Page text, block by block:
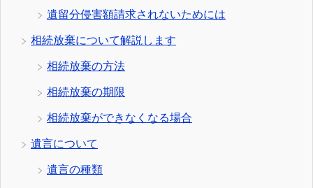
遺留分侵害額請求されないためには
相続放棄について解説します
相続放棄の方法
相続放棄の期限
相続放棄ができなくなる場合
遺言について
遺言の種類